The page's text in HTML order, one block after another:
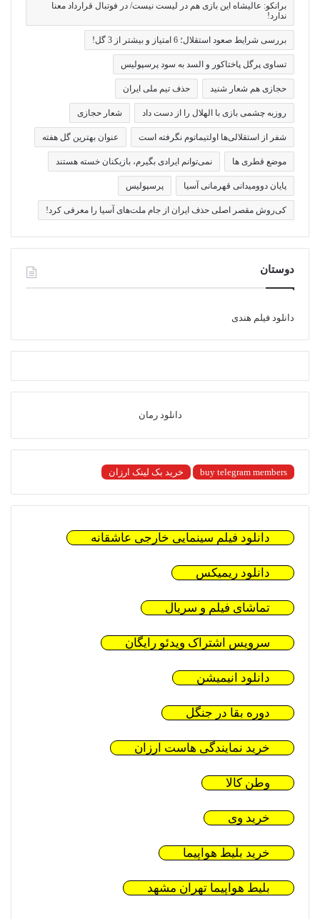
برانکو: عالیشاه این بازی هم در لیست نیست/ در فوتبال قرارداد معنا
ندارد!
بررسی شرایط صعود استقلال؛ 6 امتیاز و بیشتر از 3 گل!
تساوی پرگل پاختاکور و السد به سود پرسپولیس
حجازی هم شعار شنید حذف تیم ملی ایران
روزبه چشمی بازی با الهلال را از دست داد شعار حجازی
شفر از استقلالی‌ها اولتیماتوم نگرفته است عنوان بهترین گل هفته
موضع قطری ها نمی‌توانم ایرادی بگیرم، بازیکنان خسته هستند
پایان دوومیدانی قهرمانی آسیا پرسپولیس
کی‌روش مقصر اصلی حذف ایران از جام ملت‌های آسیا را معرفی کرد!
دوستان
دانلود فیلم هندی
دانلود رمان
buy telegram members خرید بک لینک ارزان
دانلود فیلم سینمایی خارجی عاشقانه
دانلود ریمیکس
تماشای فیلم و سریال
سرویس اشتراک ویدئو رایگان
دانلود انیمیشن
دوره بقا در جنگل
خرید نمایندگی هاست ارزان
وطن کالا
خرید وی
خرید بلیط هواپیما
بلیط هواپیما تهران مشهد